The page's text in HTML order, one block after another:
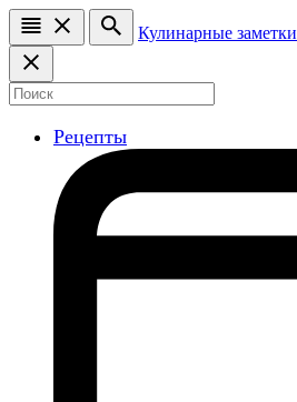
Кулинарные заметки
Рецепты